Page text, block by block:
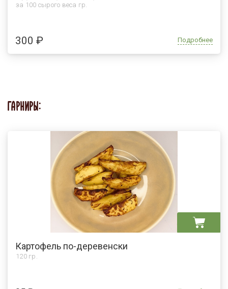
за 100 сырого веса гр.
300 ₽ Подробнее
ГАРНИРЫ:
Картофель по-деревенски
120 гр.